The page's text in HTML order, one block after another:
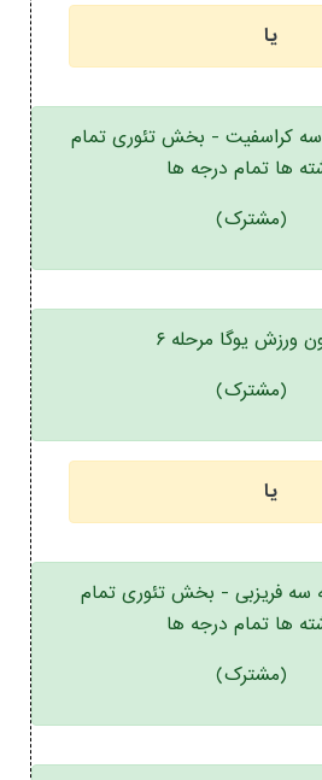
یا
سه کراسفیت - بخش تئوری تمام
ها تمام درجه ها
(مشترک)
ورزش یوگا مرحله ۶
(مشترک)
یا
سه فریزبی - بخش تئوری تمام
ها تمام درجه ها
(مشترک)